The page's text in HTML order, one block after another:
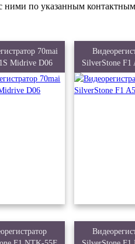
с ними по указанным
70mai
Midrive D06
SilverStone F1